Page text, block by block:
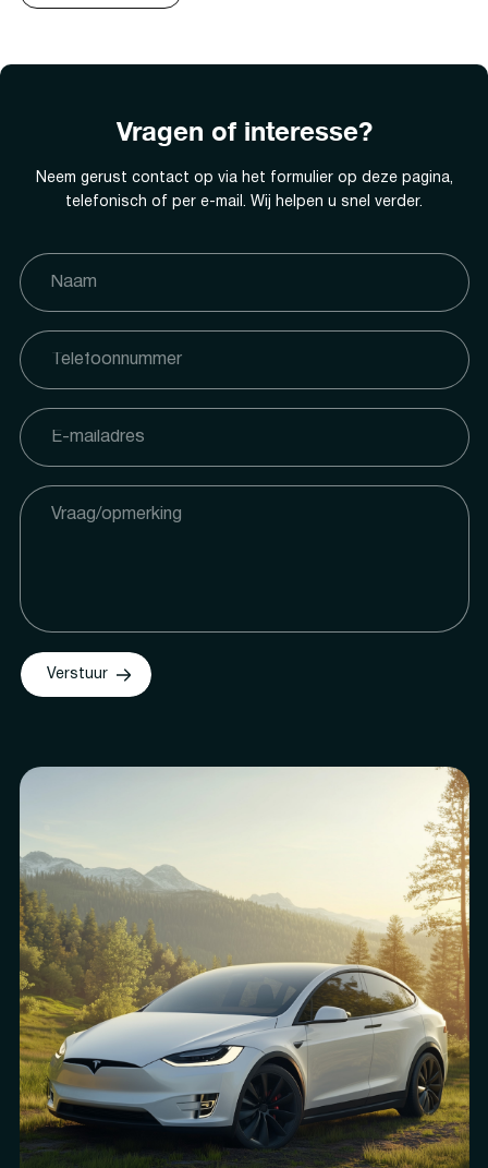
Vragen of interesse?
Neem gerust contact op via het formulier op deze pagina,
telefonisch of per e-mail. Wij helpen u snel verder.
Verstuur